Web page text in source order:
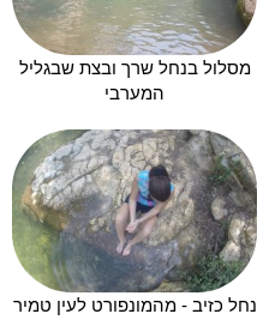
מסלול בנחל שרך ובצת שבגליל
המערבי
נחל כזיב - מהמונפורט לעין טמיר